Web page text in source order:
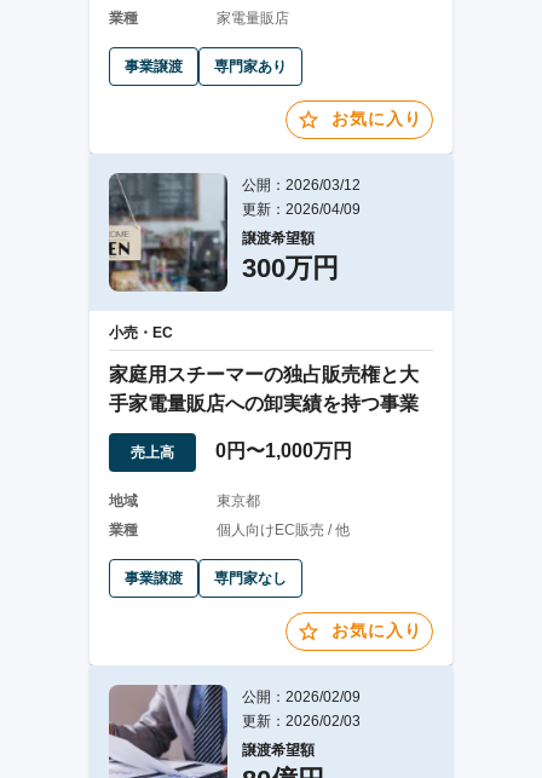
業種
家電量販店
事業譲渡 専門家あり
お気に入り
公開：2026/03/12
更新：2026/04/09
譲渡希望額
300万円
小売・EC
家庭用スチーマーの独占販売権と大
手家電量販店への卸実績を持つ事業
売上高 0円〜1,000万円
地域
東京都
業種
個人向けEC販売 / 他
事業譲渡 専門家なし
お気に入り
公開：2026/02/09
更新：2026/02/03
譲渡希望額